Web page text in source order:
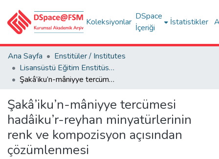
Koleksiyonlar
DSpace
İçeriği
İstatistikler
Ana Sayfa
Enstitüler / Institutes
Lisansüstü Eğitim Enstitüsü Tez Koleksiyonu
Şakâ’iku’n-mâniyye tercümesi hadâiku’r-reyhan minyatürlerinin renk ve kompozisyon açısından çözümlenmesi
Şakâ’iku’n-mâniyye tercümesi
hadâiku’r-reyhan minyatürlerinin
renk ve kompozisyon açısından
çözümlenmesi